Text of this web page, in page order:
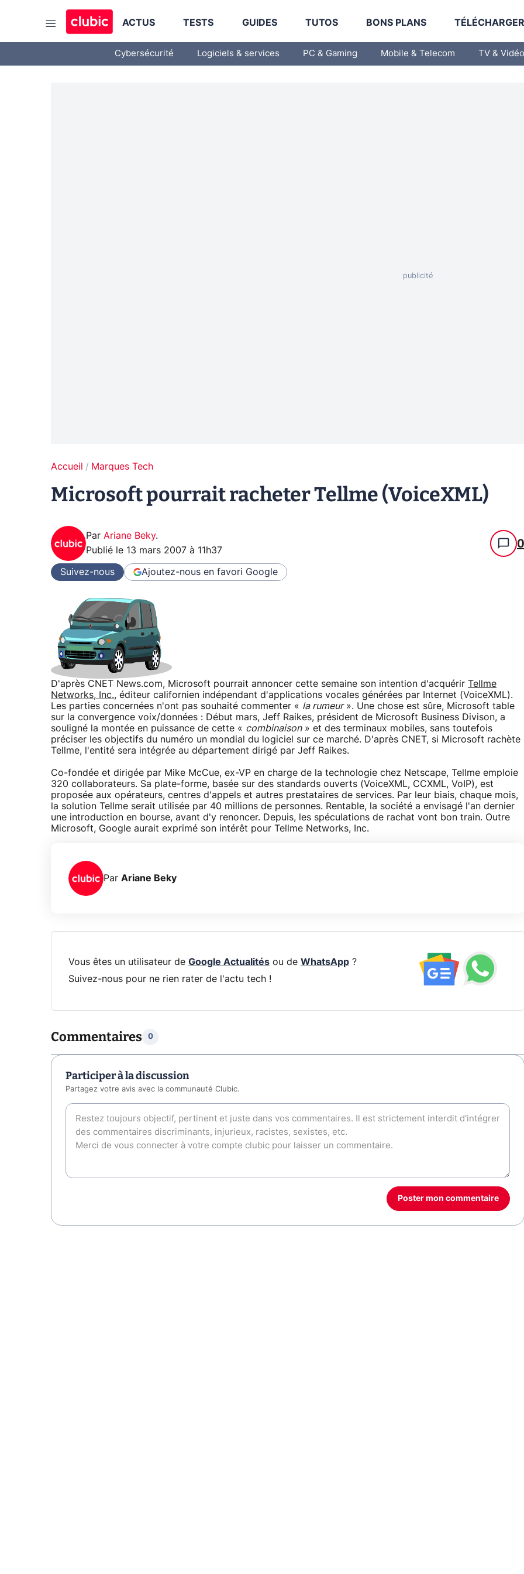
ACTUS TESTS GUIDES TUTOS BONS PLANS
Cybersécurité Logiciels & services PC & Gaming Mobile & Telecom TV & Vidéo
Accueil Marques Tech
Microsoft pourrait racheter Tellme (VoiceXML)
Par Ariane Beky.
Publié le 13 mars 2007 à 11h37 0
Suivez-nous Ajoutez-nous en favori Google
D'après CNET News.com, Microsoft pourrait annoncer cette semaine son intention d'acquérir Tellme
Networks, Inc., éditeur californien indépendant d'applications vocales générées par Internet (VoiceXML).
Les parties concernées n'ont pas souhaité commenter « la rumeur». Une chose est sûre, Microsoft table
sur la convergence voix/données : Début mars, Jeff Raikes, président de Microsoft Business Divison, a
souligné la montée en puissance de cette « combinaison» et des terminaux mobiles, sans toutefois
préciser les objectifs du numéro un mondial du logiciel sur ce marché. D'après CNET, si Microsoft rachète
Tellme, l'entité sera intégrée au département dirigé par Jeff Raikes.
Co-fondée et dirigée par Mike McCue, ex-VP en charge de la technologie chez Netscape, Tellme emploie
320 collaborateurs. Sa plate-forme, basée sur des standards ouverts (VoiceXML, CCXML, VoIP), est
proposée aux opérateurs, centres d'appels et autres prestataires de services. Par leur biais, chaque mois,
la solution Tellme serait utilisée par 40 millions de personnes. Rentable, la société a envisagé l'an dernier
une introduction en bourse, avant d'y renoncer. Depuis, les spéculations de rachat vont bon train. Outre
Microsoft, Google aurait exprimé son intérêt pour Tellme Networks, Inc.
Par Ariane Beky
Vous êtes un utilisateur de Google Actualitésou de WhatsApp?
Suivez-nous pour ne rien rater de l'actu tech !
Commentaires 0
Participer à la discussion
Partagez votre avis avec la communauté Clubic.
Poster mon commentaire